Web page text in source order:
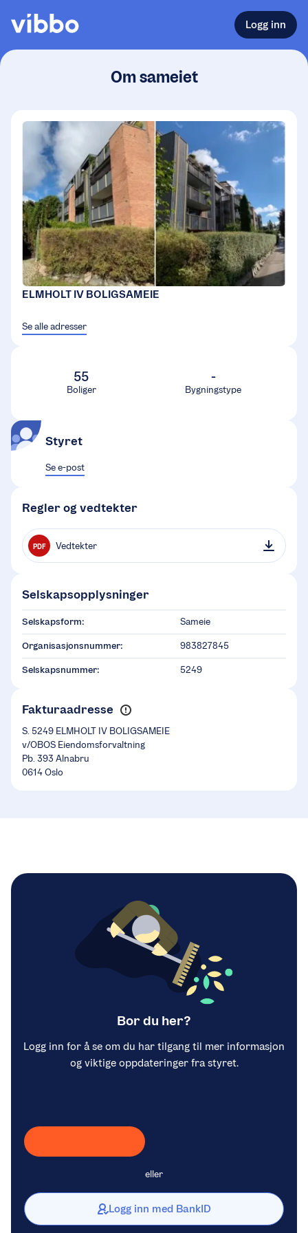
Logg inn
Om sameiet
ELMHOLT IV BOLIGSAMEIE
Se alle adresser
55
Boliger
-
Bygningstype
Styret
Se e-post
Regler og vedtekter
PDF Vedtekter
Selskapsopplysninger
Selskapsform: Sameie
Organisasjonsnummer: 983827845
Selskapsnummer: 5249
Fakturaadresse
S. 5249 ELMHOLT IV BOLIGSAMEIE
v/OBOS Eiendomsforvaltning
Pb. 393 Alnabru
0614 Oslo
Bor du her?
Logg inn for å se om du har tilgang til mer informasjon
og viktige oppdateringer fra styret.
eller
Logg inn med BankID